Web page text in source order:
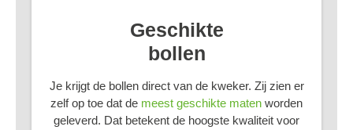
Geschikte
bollen
Je krijgt de bollen direct van de kweker. Zij zien er
zelf op toe dat de meest geschikte maten worden
geleverd. Dat betekent de hoogste kwaliteit voor